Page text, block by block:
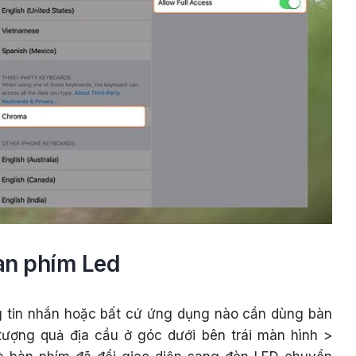
phím Led
nhắn hoặc bất cứ ứng dụng nào cần dùng bàn
quả địa cầu ở góc dưới bên trái màn hình >